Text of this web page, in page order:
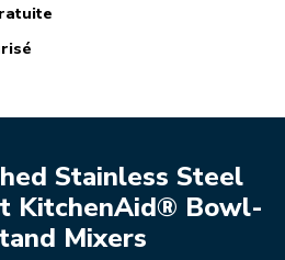
Stainless Steel
KitchenAid® Bowl-
Mixers